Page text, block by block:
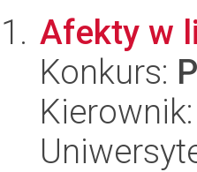
Afekty w
Konkurs: